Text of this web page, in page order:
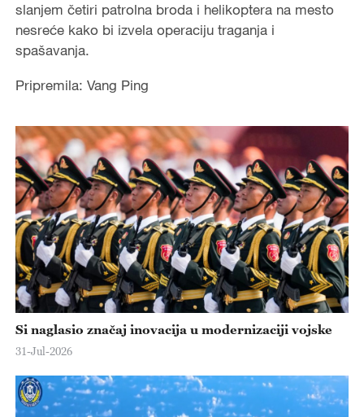
slanjem četiri patrolna broda i helikoptera na mesto
nesreće kako bi izvela operaciju traganja i
spašavanja.
Pripremila: Vang Ping
Si naglasio značaj inovacija u modernizaciji vojske
31-Jul-2026